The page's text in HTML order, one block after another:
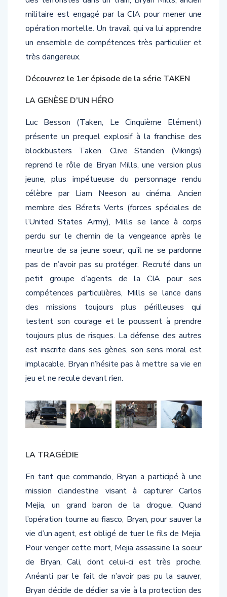
militaire est engagé par la CIA pour mener une
opération mortelle. Un travail qui va lui apprendre
un ensemble de compétences très particulier et
très dangereux.
Découvrez le 1er épisode de la série TAKEN
LA GENÈSE D’UN HÉRO
Luc Besson (Taken, Le Cinquième Elément)
présente un prequel explosif à la franchise des
blockbusters Taken. Clive Standen (Vikings)
reprend le rôle de Bryan Mills, une version plus
jeune, plus impétueuse du personnage rendu
célèbre par Liam Neeson au cinéma. Ancien
membre des Bérets Verts (forces spéciales de
l’United States Army), Mills se lance à corps
perdu sur le chemin de la vengeance après le
meurtre de sa jeune soeur, qu’il ne se pardonne
pas de n’avoir pas su protéger. Recruté dans un
petit groupe d’agents de la CIA pour ses
compétences particulières, Mills se lance dans
des missions toujours plus périlleuses qui
testent son courage et le poussent à prendre
toujours plus de risques. La défense des autres
est inscrite dans ses gènes, son sens moral est
implacable. Bryan n’hésite pas à mettre sa vie en
jeu et ne recule devant rien.
LA TRAGÉDIE
En tant que commando, Bryan a participé à une
mission clandestine visant à capturer Carlos
Mejia, un grand baron de la drogue. Quand
l’opération tourne au fiasco, Bryan, pour sauver la
vie d’un agent, est obligé de tuer le fils de Mejia.
Pour venger cette mort, Mejia assassine la soeur
de Bryan, Cali, dont celui-ci est très proche.
Anéanti par le fait de n’avoir pas pu la sauver,
Bryan décide de dédier sa vie à la protection des